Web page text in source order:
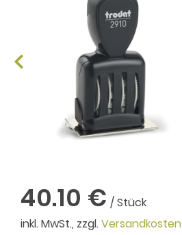
40.10 € / Stück
inkl. MwSt., zzgl.Versandkosten